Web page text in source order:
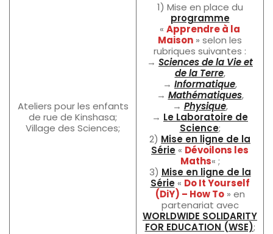
Ateliers pour les enfants
de rue de Kinshasa;
Village des Sciences;
1) Mise en place du
programme
« Apprendre à la
Maison » selon les
rubriques suivantes :
→ Sciences de la Vie et
de la Terre,
→ Informatique,
→ Mathématiques,
→ Physique,
→ Le Laboratoire de
Science;
2) Mise en ligne de la
Série« Dévoilons les
Maths« ;
3) Mise en ligne de la
Série« Do It Yourself
(DiY) – How To» en
partenariat avec
WORLDWIDE SOLIDARITY
FOR EDUCATION (WSE);